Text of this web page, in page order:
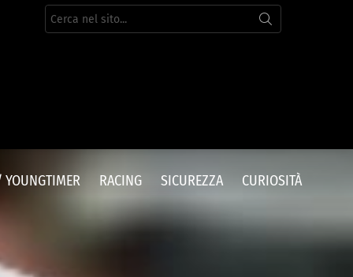
Cerca
per:
YOUNGTIMER RACING SICUREZZA CURIOSITÀ